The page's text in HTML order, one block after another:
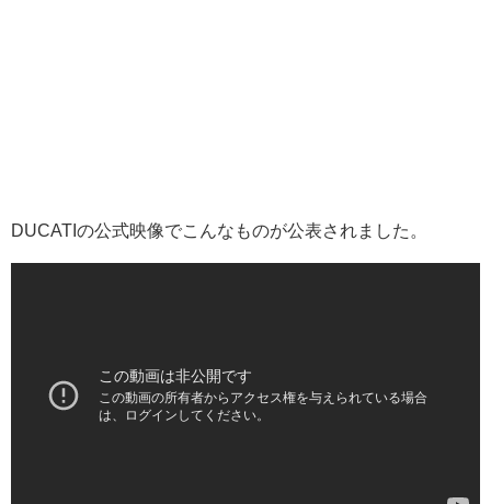
DUCATIの公式映像でこんなものが公表されました。